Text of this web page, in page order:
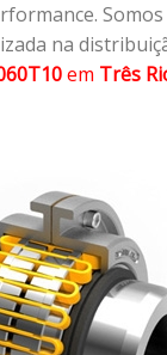
na
em Três